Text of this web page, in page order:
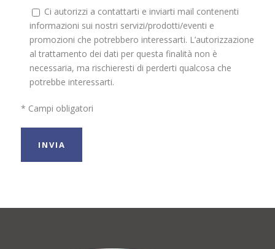
Ci autorizzi a contattarti e inviarti mail contenenti
informazioni sui nostri servizi/prodotti/eventi e
promozioni che potrebbero interessarti. L’autorizzazione
al trattamento dei dati per questa finalità non è
necessaria, ma rischieresti di perderti qualcosa che
potrebbe interessarti.
* Campi obligatori